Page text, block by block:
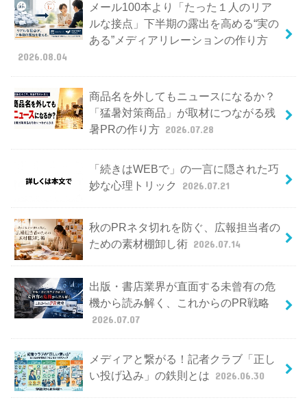
メール100本より「たった１人のリア
ルな接点」下半期の露出を高める“実の
ある”メディアリレーションの作り方
2026.08.04
商品名を外してもニュースになるか？
「猛暑対策商品」が取材につながる残
暑PRの作り方 2026.07.28
「続きはWEBで」の一言に隠された巧
妙な心理トリック
2026.07.21
秋のPRネタ切れを防ぐ、広報担当者の
ための素材棚卸し術 2026.07.14
出版・書店業界が直面する未曾有の危
機から読み解く、これからのPR戦略
2026.07.07
メディアと繋がる！記者クラブ「正し
い投げ込み」の鉄則とは 2026.06.30